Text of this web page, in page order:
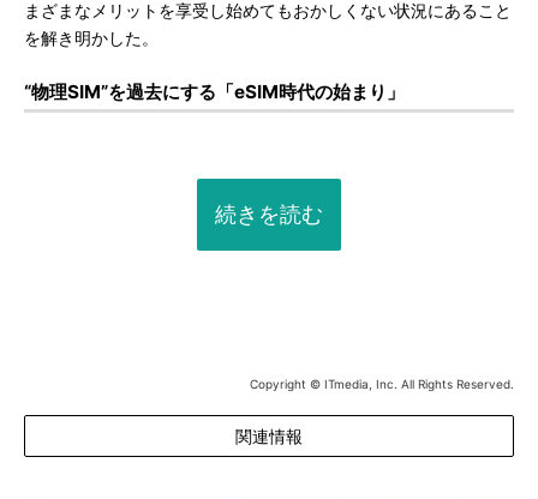
まざまなメリットを享受し始めてもおかしくない状況にあること
を解き明かした。
“物理SIM”を過去にする「eSIM時代の始まり」
続きを読む
Copyright © ITmedia, Inc. All Rights Reserved.
関連情報